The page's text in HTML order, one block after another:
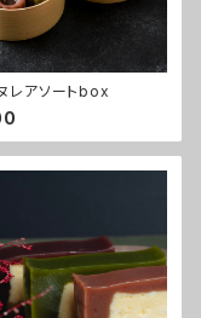
レアソートbox